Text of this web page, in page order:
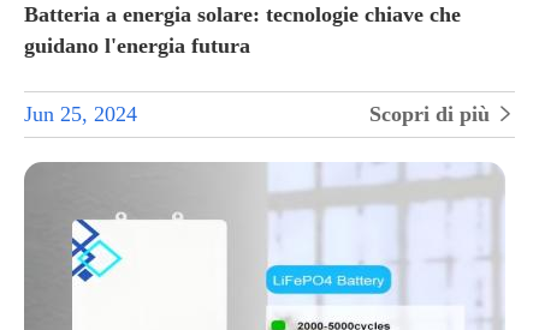
Batteria a energia solare: tecnologie chiave che
guidano l'energia futura
Jun 25, 2024 Scopri di più 